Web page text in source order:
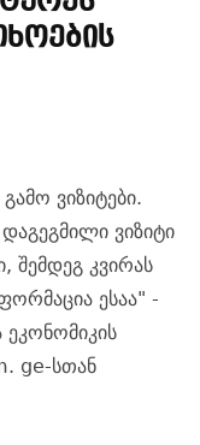
ვიზიტები.
ვიზიტი
შემდეგ კვირას
ესაა" -
ge-სთან